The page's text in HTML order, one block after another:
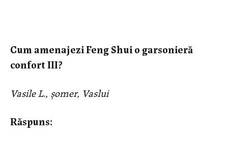
Cum amenajezi Feng Shui o garsonieră
confort III?
Vasile L., şomer, Vaslui
Răspuns: